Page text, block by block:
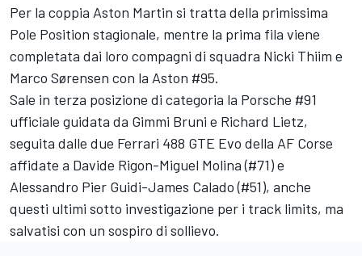
Per la coppia Aston Martin si tratta della primissima
Pole Position stagionale, mentre la prima fila viene
completata dai loro compagni di squadra Nicki Thiim e
Marco Sørensen con la Aston #95.
Sale in terza posizione di categoria la Porsche #91
ufficiale guidata da Gimmi Bruni e Richard Lietz,
seguita dalle due Ferrari 488 GTE Evo della AF Corse
affidate a Davide Rigon-Miguel Molina (#71) e
Alessandro Pier Guidi-James Calado (#51), anche
questi ultimi sotto investigazione per i track limits, ma
salvatisi con un sospiro di sollievo.